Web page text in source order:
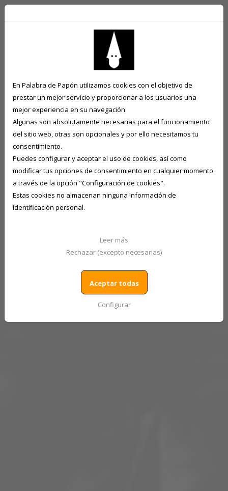
En Palabra de Papón utilizamos cookies con el objetivo de
prestar un mejor servicio y proporcionar a los usuarios una
mejor experiencia en su navegación.
Algunas son absolutamente necesarias para el funcionamiento
del sitio web, otras son opcionales y por ello necesitamos tu
consentimiento.
Puedes configurar y aceptar el uso de cookies, así como
modificar tus opciones de consentimiento en cualquier momento
a través de la opción "Configuración de cookies".
Estas cookies no almacenan ninguna información de
identificación personal.
Leer más
Rechazar (excepto necesarias)
Aceptar todas
Configurar